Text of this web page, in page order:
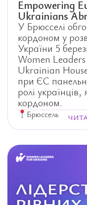
Empowering
Ukrainians
У Брюсселі
кордоном у
України 5 березня у Брюсселі спільнота
Women
Ukrainian
при ЄС
ролі
кордоном.
Брюссель